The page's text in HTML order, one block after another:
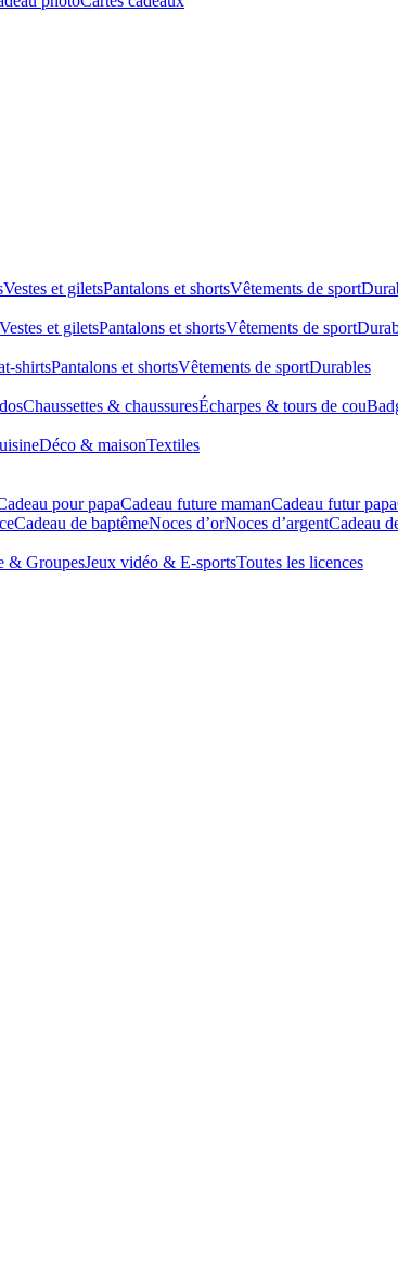
Vestes et giletsPantalons et shortsVêtements de sport
Vestes et giletsPantalons et shortsVêtements de sport
shirtsPantalons et shortsVêtements de sportDurables
Chaussettes & chaussuresÉcharpes & tours de cou
Déco & maisonTextiles
pour papaCadeau future mamanCadeau futur papa
Cadeau de baptêmeNoces d’orNoces d’argentCadeau
& GroupesJeux vidéo & E-sportsToutes les licences